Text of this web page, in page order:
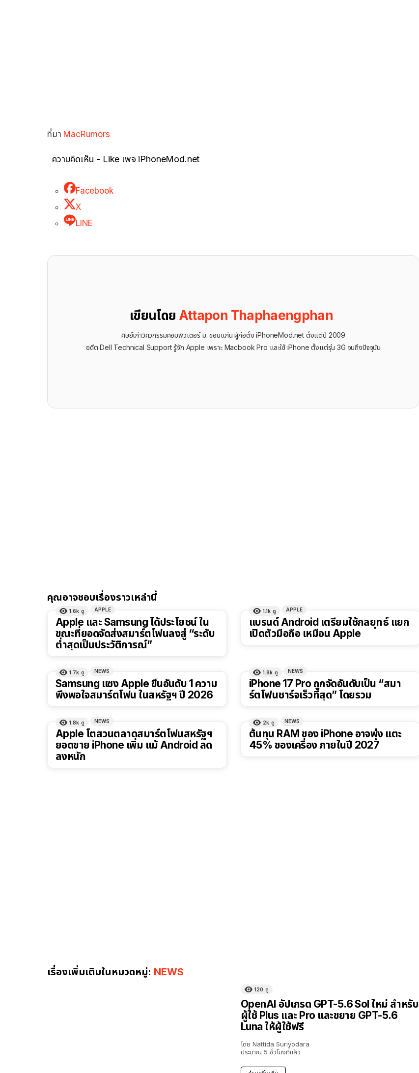
ที่มา MacRumors
ความคิดเห็น - Like เพจ iPhoneMod.net
Facebook
X
LINE
เขียนโดย Attapon Thaphaengphan
ศิษย์เก่าวิศวกรรมคอมพิวเตอร์ ม. ขอนแก่น ผู้ก่อตั้ง iPhoneMod.net ตั้งแต่ปี 2009
อดีต Dell Technical Support รู้จัก ​Apple เพราะ Macbook Pro และใช้ iPhone ตั้งแต่รุ่น 3G จนถึงปัจจุบัน
คุณอาจชอบเรื่องราวเหล่านี้
1.6k ดู APPLE
Apple และ Samsung ได้ประโยชน์ ใน
ขณะที่ยอดจัดส่งสมาร์ตโฟนลงสู่ “ระดับ
ต่ำสุดเป็นประวัติการณ์”
1.1k ดู APPLE
แบรนด์ Android เตรียมใช้กลยุทธ์ แยก
เปิดตัวมือถือ เหมือน Apple
1.7k ดู NEWS
Samsung แซง Apple ขึ้นอันดับ 1 ความ
พึงพอใจสมาร์ตโฟน ในสหรัฐฯ ปี 2026
1.8k ดู NEWS
iPhone 17 Pro ถูกจัดอันดับเป็น “สมา
ร์ตโฟนชาร์จเร็วที่สุด” โดยรวม
1.8k ดู NEWS
Apple โตสวนตลาดสมาร์ตโฟนสหรัฐฯ
ยอดขาย iPhone เพิ่ม แม้ Android ลด
ลงหนัก
2k ดู NEWS
ต้นทุน RAM ของ iPhone อาจพุ่ง แตะ
45% ของเครื่อง ภายในปี 2027
เรื่องเพิ่มเติมในหมวดหมู่: NEWS
120 ดู
OpenAI อัปเกรด GPT-5.6 Sol ใหม่ สำหรับ
ผู้ใช้ Plus และ Pro และขยาย GPT-5.6
Luna ให้ผู้ใช้ฟรี
โดย Nattida Suriyodara
ประมาณ 5 ชั่วโมงที่แล้ว